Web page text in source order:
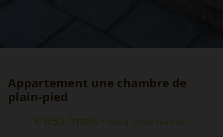
Appartement une chambre de
plain-pied
€ 650 /mois * Frais d'agence non inclus.